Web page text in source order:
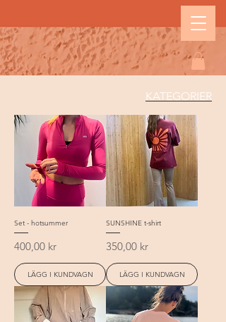
KATEGORIER
Set - hotsummer
Pris
400,00 kr
LÄGG I KUNDVAGN
SUNSHINE t-shirt
Pris
350,00 kr
LÄGG I KUNDVAGN